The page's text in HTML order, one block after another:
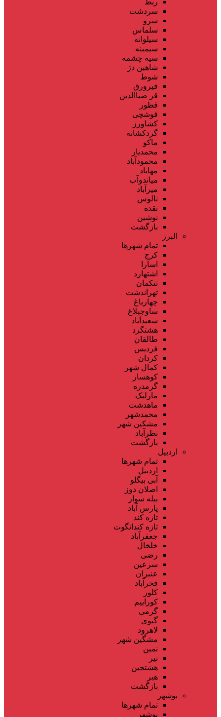
سردشت
سرو
سلماس
سیلوانه
سیمینه
سیه چشمه
شاهین دژ
شوط
فیرورق
قر ضیاالدین
قطور
قوشچی
کشاورز
گردکشانه
ماکو
محمدیار
محمودآباد
مهاباد
میاندوآب
میرآباد
نالوس
نقده
نوشین
بازگشت
البرز
تمام شهر‌ها
کرج
اسارا
اشتهارد
تنکمان
تهراندشت
چهارباغ
ساوجبلاغ
سعیدآباد
هشتگرد
طالقان
فردیس
کردان
کمال شهر
کوهسار
گرمدره
مارلیک
ماهدشت
محمدشهر
مشکین شهر
نظرآباد
بازگشت
اردبیل
تمام شهر‌ها
اردبیل
آبی بیگلو
اصلان دوز
بیله سوار
پارس آباد
تازه کند
تازه کندانگوت
جعفرآباد
خلخال
رضی
سرعین
عنبران
فخرآباد
کلور
کوراییم
گرمی
گیوی
لاهرود
مشگین شهر
نمین
نیر
هشتجین
هیر
بازگشت
بوشهر
تمام شهر‌ها
بوشهر